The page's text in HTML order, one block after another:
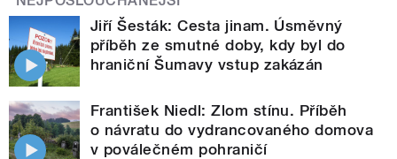
Jiří Šesták: Cesta jinam. Úsměvný
příběh ze smutné doby, kdy byl do
hraniční Šumavy vstup zakázán
František Niedl: Zlom stínu. Příběh
o návratu do vydrancovaného domova
v poválečném pohraničí